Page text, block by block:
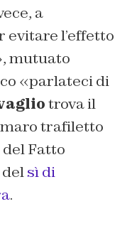
a
evitare l’effetto
mutuato
«parlateci di
trova il
trafiletto
Fatto
sì di
.